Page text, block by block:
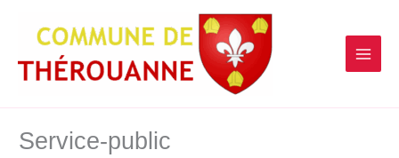
contenu
Service-public